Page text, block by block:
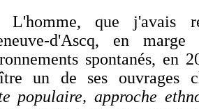
que j'avais
d'Ascq, en
spontanés, en
un de ses ouvrages
populaire, approche